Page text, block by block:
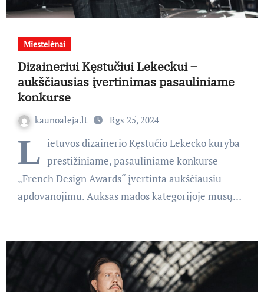
Miestelėnai
Dizaineriui Kęstučiui Lekeckui –
aukščiausias įvertinimas pasauliniame
konkurse
kaunoaleja.lt Rgs 25, 2024
L ietuvos dizainerio Kęstučio Lekecko kūryba
prestižiniame, pasauliniame konkurse
„French Design Awards“ įvertinta aukščiausiu
apdovanojimu. Auksas mados kategorijoje mūsų…